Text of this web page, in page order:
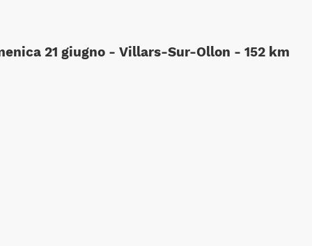
21 giugno - Villars-Sur-Ollon - 152 km